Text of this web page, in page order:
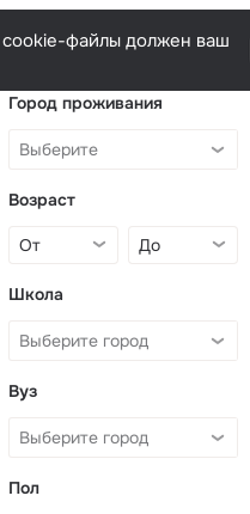
cookie-файлы должен ваш
Город проживания
Возраст
Школа
Вуз
Пол